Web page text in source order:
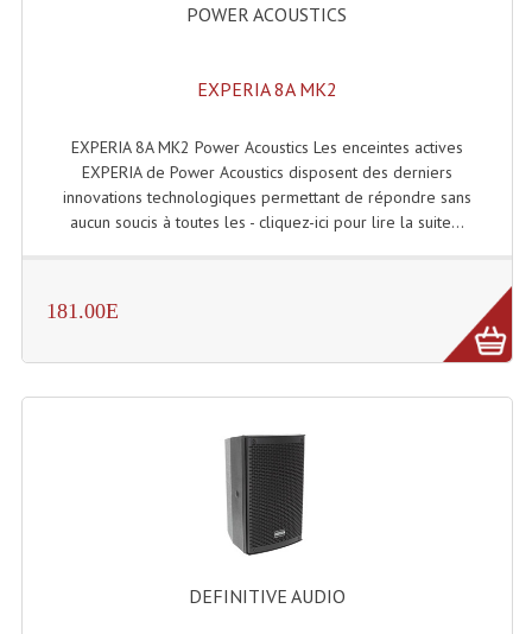
Panneaux, Piste Danse À Leds
Petit Effets Lumineux
Projecteur De Gobo
Projecteurs Déco À Leds
Projecteurs Leds
Projecteurs Plafonniers Et Encastrés
POWER ACOUSTICS
EXPERIA 8A MK2
EXPERIA 8A MK2 Power Acoustics Les enceintes actives
EXPERIA de Power Acoustics disposent des derniers
innovations technologiques permettant de répondre sans
aucun soucis à toutes les - cliquez-ici pour lire la suite...
181.00E
DEFINITIVE AUDIO